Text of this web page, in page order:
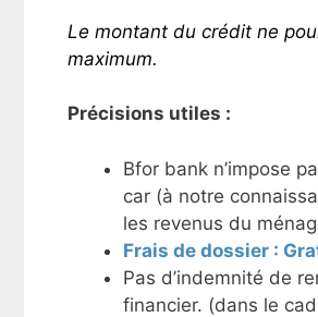
Le montant du crédit ne
maximum.
Précisions utiles :
Bfor bank n’impose
car (à notre
les revenus du
Frais de dossier :
Pas d’indemnité de
financier. (dans le